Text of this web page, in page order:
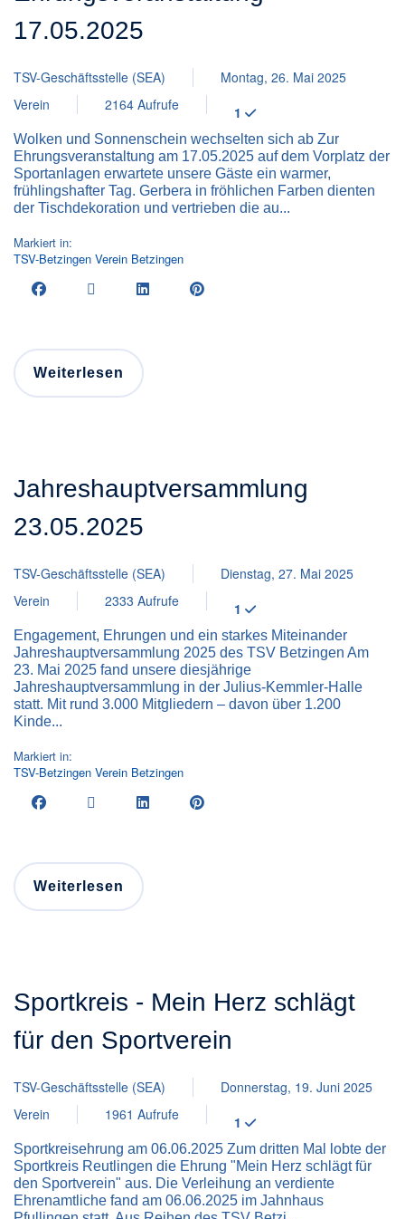
17.05.2025
TSV-Geschäftsstelle (SEA)
Montag, 26. Mai 2025
Verein
2164 Aufrufe 1
Wolken und Sonnenschein wechselten sich ab Zur
Ehrungsveranstaltung am 17.05.2025 auf dem Vorplatz der
Sportanlagen erwartete unsere Gäste ein warmer,
frühlingshafter Tag. Gerbera in fröhlichen Farben dienten
der Tischdekoration und vertrieben die au...
Markiert in:
TSV-Betzingen Verein Betzingen
Weiterlesen
Jahreshauptversammlung
23.05.2025
TSV-Geschäftsstelle (SEA)
Dienstag, 27. Mai 2025
Verein
2333 Aufrufe 1
Engagement, Ehrungen und ein starkes Miteinander
Jahreshauptversammlung 2025 des TSV Betzingen Am
23. Mai 2025 fand unsere diesjährige
Jahreshauptversammlung in der Julius-Kemmler-Halle
statt. Mit rund 3.000 Mitgliedern – davon über 1.200
Kinde...
Markiert in:
TSV-Betzingen Verein Betzingen
Weiterlesen
Sportkreis - Mein Herz schlägt
für den Sportverein
TSV-Geschäftsstelle (SEA)
Donnerstag, 19. Juni 2025
Verein
1961 Aufrufe 1
Sportkreisehrung am 06.06.2025 Zum dritten Mal lobte der
Sportkreis Reutlingen die Ehrung "Mein Herz schlägt für
den Sportverein" aus. Die Verleihung an verdiente
Ehrenamtliche fand am 06.06.2025 im Jahnhaus